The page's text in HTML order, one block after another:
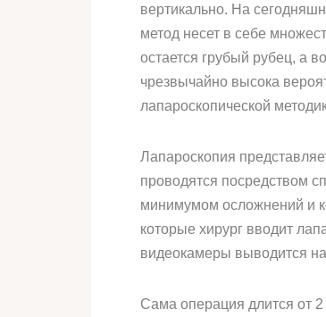
вертикально. На
метод несет в себе
остается грубый рубец, а
чрезвычайно высока
лапароскопической
Лапароскопия
проводятся посредством
минимумом осложнений и
которые хирург вводит
видеокамеры выводится
Сама операция длится от